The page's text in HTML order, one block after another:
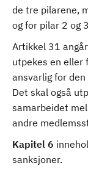
de tre pilarene,
og for pilar 2 og
Artikkel 31
utpekes en eller
ansvarlig for
Det skal også
samarbeidet
andre
Kapitel 6
sanksjoner.